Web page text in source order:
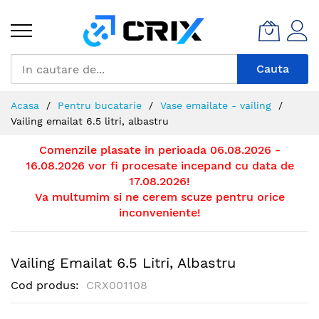
Continut
Cauta
Acasa Pentru bucatarie
Vase emailate - vailing
Vailing emailat 6.5 litri, albastru
Comenzile plasate in perioada 06.08.2026 -
16.08.2026 vor fi procesate incepand cu data de
17.08.2026!
Va multumim si ne cerem scuze pentru orice
inconveniente!
Vailing Emailat 6.5 Litri, Albastru
Cod produs CRX001108